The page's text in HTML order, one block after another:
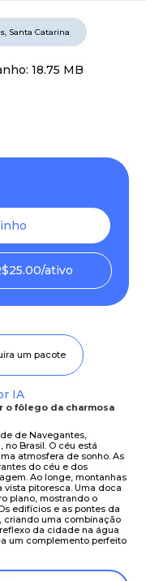
, Santa Catarina
18.75 MB
ativo
um pacote
IA
o fôlego da charmosa
de Navegantes,
Brasil. O céu está
atmosfera de sonho. As
do céu e dos
Ao longe, montanhas
pitoresca. Uma doca
plano, mostrando o
edifícios e as pontes da
criando uma combinação
da cidade na água
um complemento perfeito